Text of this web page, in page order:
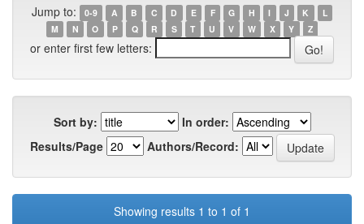
Jump to: 0-9 A B C D E F G H I J K
L
M
N O P Q R S T U V W X Y Z
or enter first few letters:
Sort by:
In order:
Results/Page
Authors/Record:
Showing results 1 to 1 of 1